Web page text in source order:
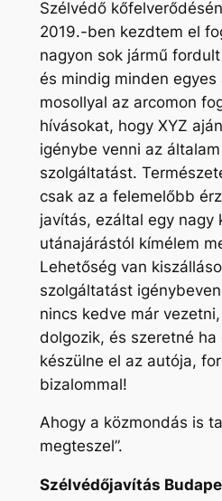
Szélvédő
2019.-ben kezdtem el
nagyon sok jármű
és mindig minden egyes
mosollyal az arcomon
hívásokat, hogy XYZ
igénybe venni az
szolgáltatást.
csak az a felemelőbb
javítás, ezáltal egy nagy
utánajárástól kímélem
Lehetőség van
szolgáltatást
nincs kedve már
dolgozik, és szeretné
készülne el az autója,
bizalommal!
Ahogy a közmondás is
megteszel”.
Szélvédőjavítás